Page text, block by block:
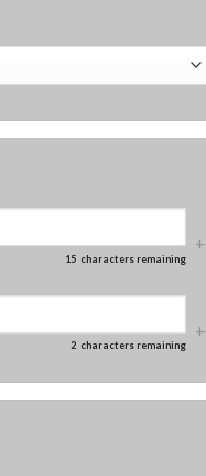
15 characters remaining
+
2 characters remaining
+